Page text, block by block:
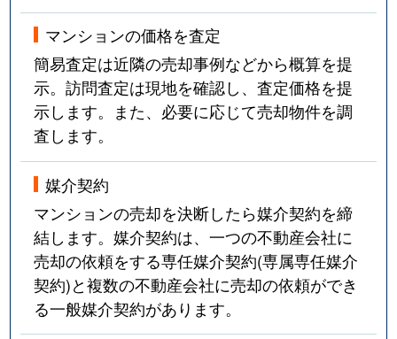
マンションの価格を査定
簡易査定は近隣の売却事例などから概算を提
示。訪問査定は現地を確認し、査定価格を提
示します。また、必要に応じて売却物件を調
査します。
媒介契約
マンションの売却を決断したら媒介契約を締
結します。媒介契約は、一つの不動産会社に
売却の依頼をする専任媒介契約(専属専任媒介
契約)と複数の不動産会社に売却の依頼ができ
る一般媒介契約があります。